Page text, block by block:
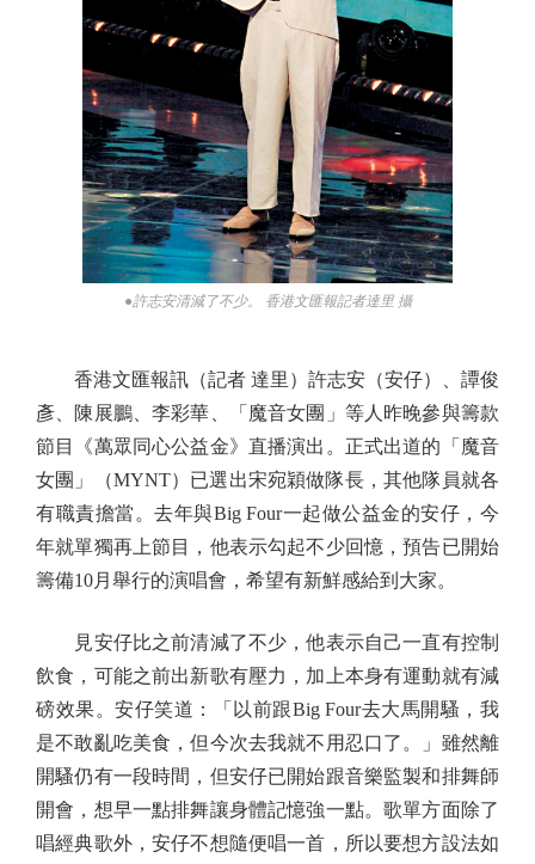
●許志安清減了不少。 香港文匯報記者達里 攝
香港文匯報訊（記者 達里）許志安（安仔）、譚俊
彥、陳展鵬、李彩華、「魔音女團」等人昨晚參與籌款
節目《萬眾同心公益金》直播演出。正式出道的「魔音
女團」（MYNT）已選出宋宛穎做隊長，其他隊員就各
有職責擔當。去年與Big Four一起做公益金的安仔，今
年就單獨再上節目，他表示勾起不少回憶，預告已開始
籌備10月舉行的演唱會，希望有新鮮感給到大家。
見安仔比之前清減了不少，他表示自己一直有控制
飲食，可能之前出新歌有壓力，加上本身有運動就有減
磅效果。安仔笑道：「以前跟Big Four去大馬開騷，我
是不敢亂吃美食，但今次去我就不用忍口了。」雖然離
開騷仍有一段時間，但安仔已開始跟音樂監製和排舞師
開會，想早一點排舞讓身體記憶強一點。歌單方面除了
唱經典歌外，安仔不想隨便唱一首，所以要想方設法如